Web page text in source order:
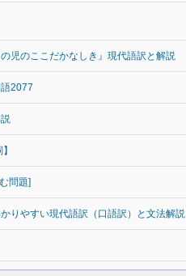
児のここだかなしき』現代語訳と解説
2077
問題]
りやすい現代語訳（口語訳）と文法解説